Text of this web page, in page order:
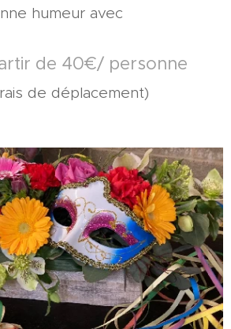
humeur avec
de 40€/ personne
de déplacement)